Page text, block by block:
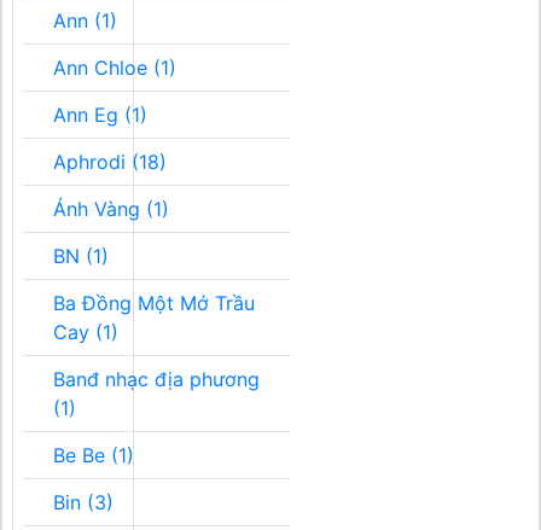
Ann (1)
Ann Chloe (1)
Ann Eg (1)
Aphrodi (18)
Ánh Vàng (1)
BN (1)
Ba Đồng Một Mớ Trầu
Cay (1)
Banđ nhạc địa phương
(1)
Be Be (1)
Bin (3)